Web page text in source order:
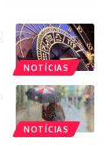
NOTÍCIAS
NOTÍCIAS